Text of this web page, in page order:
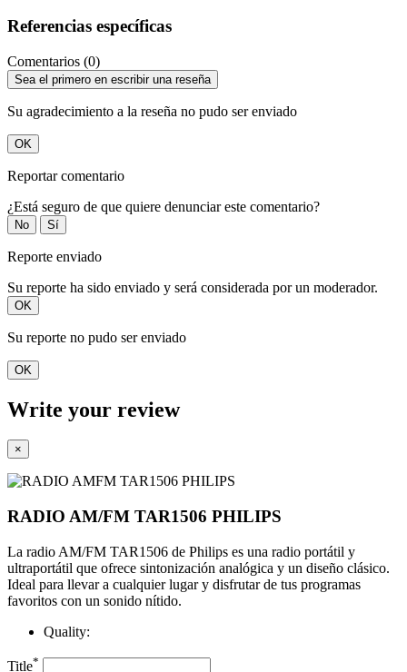
Referencias específicas
Comentarios (0)
Sea el primero en escribir una reseña
Su agradecimiento a la reseña no pudo ser enviado
OK
Reportar comentario
¿Está seguro de que quiere denunciar este comentario?
No Sí
Reporte enviado
Su reporte ha sido enviado y será considerada por un moderador.
OK
Su reporte no pudo ser enviado
OK
Write your review
×
RADIO AM/FM TAR1506 PHILIPS
La radio AM/FM TAR1506 de Philips es una radio portátil y
ultraportátil que ofrece sintonización analógica y un diseño clásico.
Ideal para llevar a cualquier lugar y disfrutar de tus programas
favoritos con un sonido nítido.
Quality:
Title*